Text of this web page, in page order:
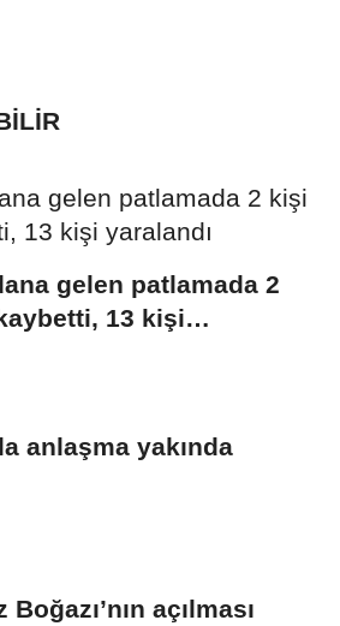
gelen patlamada 2
13 kişi
anlaşma yakında
açılması